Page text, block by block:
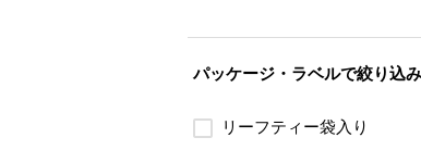
パッケージ・ラベルで絞り込み
リーフティー袋入り